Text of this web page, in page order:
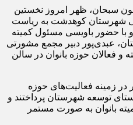
سبحان، ظهر امروز نخستین
شهرستان کوهدشت به ریاست
با حضور باویسی مسئول کمیته
عبدی‌پور دبیر مجمع مشورتی
و فعالان حوزه بانوان در سالن
زمینه فعالیت‌های حوزه
توسعه شهرستان پرداختند و
بانوان به صورت مستمر